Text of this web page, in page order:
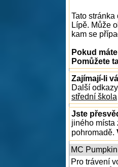
Tato
Lípě. Může
kam se
Pokud
Pomůžete
Zajímají-li
Další
střední škola
Jste
jiného místa
pohromadě.
MC Pumpkin
Pro trávení